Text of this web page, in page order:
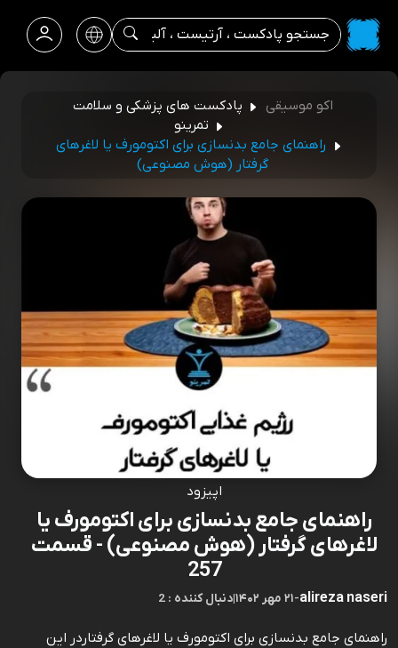
اکو موسیقی
پادکست های پزشکی و سلامت
تمرینو
راهنمای جامع بدنسازی برای اکتومورف یا لاغرهای
گرفتار (هوش مصنوعی)
اپیزود
راهنمای جامع بدنسازی برای اکتومورف یا
لاغرهای گرفتار (هوش مصنوعی) - قسمت
257
alireza naseri
-۲۱ مهر ۱۴۰۲ |2 : دنبال کننده
راهنمای جامع بدنسازی برای اکتومورف یا لاغرهای گرفتاردر این